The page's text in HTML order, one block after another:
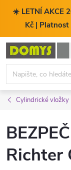
☀️ LETNÍ AKCE
Kč |
Přejít
obsah
Cylindrické vložky
Richter